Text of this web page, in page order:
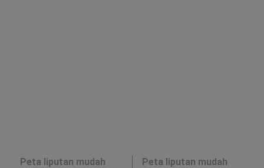
Peta liputan mudah
Peta liputan mudah